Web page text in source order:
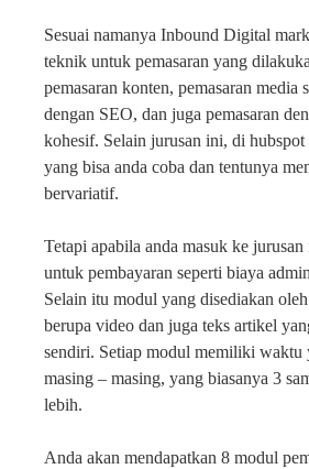
Sesuai namanya Inbound Digital
teknik untuk pemasaran yang
pemasaran konten, pemasaran media
dengan SEO, dan juga pemasaran
kohesif. Selain jurusan ini, di hubspot
yang bisa anda coba dan tentunya
bervariatif.
Tetapi apabila anda masuk ke
untuk pembayaran seperti biaya
Selain itu modul yang disediakan
berupa video dan juga teks artikel
sendiri. Setiap modul memiliki waktu
masing – masing, yang biasanya 3
lebih.
Anda akan mendapatkan 8 modul